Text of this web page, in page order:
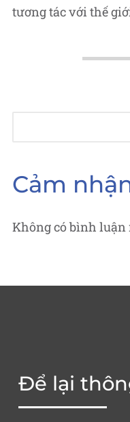
tương tác với thế
Cảm
Không có bình luận
Để lại